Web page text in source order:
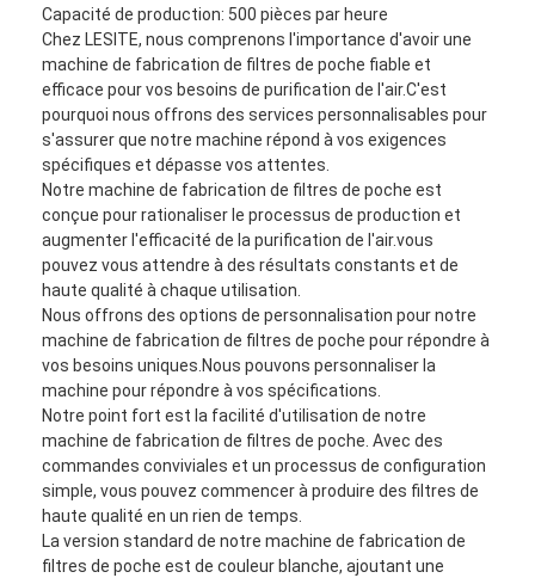
Capacité de production: 500 pièces par heure
Chez LESITE, nous comprenons l'importance d'avoir une
machine de fabrication de filtres de poche fiable et
efficace pour vos besoins de purification de l'air.C'est
pourquoi nous offrons des services personnalisables pour
s'assurer que notre machine répond à vos exigences
spécifiques et dépasse vos attentes.
Notre machine de fabrication de filtres de poche est
conçue pour rationaliser le processus de production et
augmenter l'efficacité de la purification de l'air.vous
pouvez vous attendre à des résultats constants et de
haute qualité à chaque utilisation.
Nous offrons des options de personnalisation pour notre
machine de fabrication de filtres de poche pour répondre à
vos besoins uniques.Nous pouvons personnaliser la
machine pour répondre à vos spécifications.
Notre point fort est la facilité d'utilisation de notre
machine de fabrication de filtres de poche. Avec des
commandes conviviales et un processus de configuration
simple, vous pouvez commencer à produire des filtres de
haute qualité en un rien de temps.
La version standard de notre machine de fabrication de
filtres de poche est de couleur blanche, ajoutant une